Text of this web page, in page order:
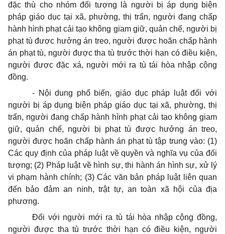
đặc thù cho nhóm đối tượng là người bị áp dụng biện
pháp giáo dục tại xã, phường, thị trấn, người đang chấp
hành hình phạt cải tạo không giam giữ, quản chế, người bị
phạt tù được hưởng án treo, người được hoãn chấp hành
án phạt tù, người được tha tù trước thời hạn có điều kiện,
người được đặc xá, người mới ra tù tái hòa nhập cộng
đồng.
- Nội dung phổ biến, giáo dục pháp luật đối với
người bị áp dụng biện pháp giáo dục tại xã, phường, thị
trấn, người đang chấp hành hình phạt cải tạo không giam
giữ, quản chế, người bị phạt tù được hưởng án treo,
người được hoãn chấp hành án phạt tù tập trung vào: (1)
Các quy định của pháp luật về quyền và nghĩa vụ của đối
tượng; (2) Pháp luật về hình sự, thi hành án hình sự, xử lý
vi phạm hành chính; (3) Các văn bản pháp luật liên quan
đến bảo đảm an ninh, trật tự, an toàn xã hội của địa
phương.
Đối với người mới ra tù tái hòa nhập cộng đồng,
người được tha tù trước thời hạn có điều kiện, người